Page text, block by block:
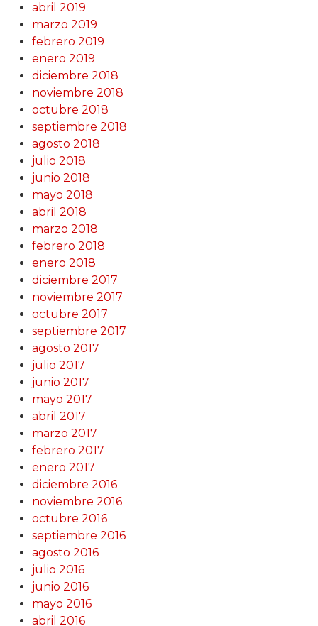
abril 2019
marzo 2019
febrero 2019
enero 2019
diciembre 2018
noviembre 2018
octubre 2018
septiembre 2018
agosto 2018
julio 2018
junio 2018
mayo 2018
abril 2018
marzo 2018
febrero 2018
enero 2018
diciembre 2017
noviembre 2017
octubre 2017
septiembre 2017
agosto 2017
julio 2017
junio 2017
mayo 2017
abril 2017
marzo 2017
febrero 2017
enero 2017
diciembre 2016
noviembre 2016
octubre 2016
septiembre 2016
agosto 2016
julio 2016
junio 2016
mayo 2016
abril 2016